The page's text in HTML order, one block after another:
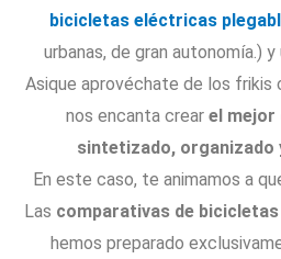
bicicletas eléctricas
urbanas, de gran autonomía.)
Asique aprovéchate de los frikis
nos encanta crear el mejor
sintetizado,
En este caso, te animamos a
Las comparativas de
hemos preparado